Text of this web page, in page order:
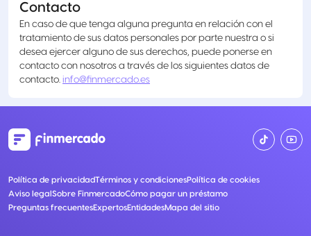
Contacto
En caso de que tenga alguna pregunta en relación con el
tratamiento de sus datos personales por parte nuestra o si
desea ejercer alguno de sus derechos, puede ponerse en
contacto con nosotros a través de los siguientes datos de
contacto. info@finmercado.es
Política de privacidadTérminos y condicionesPolítica de cookies
Aviso legalSobre FinmercadoCómo pagar un préstamo
Preguntas frecuentesExpertosEntidadesMapa del sitio